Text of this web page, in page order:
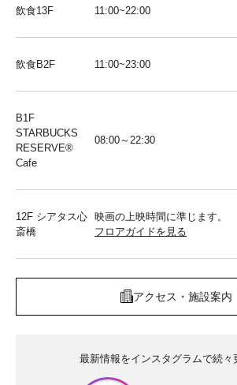
飲食13F 11:00~22:00
飲食B2F 11:00~23:00
B1F
STARBUCKS
RESERVE®︎
Cafe
08:00～22:30
12F シアタス心
斎橋
映画の上映時間に準じます。
フロアガイドを見る
アクセス・施設案内
最新情報をインスタグラムで続々